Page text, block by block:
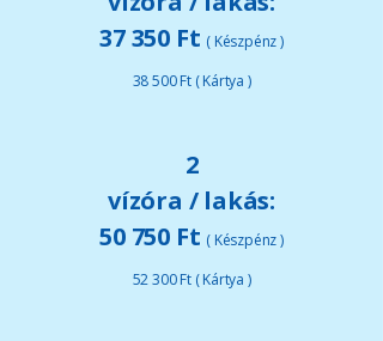
37 350 Ft ( Készpénz )
38 500 Ft ( Kártya )
2
vízóra / lakás:
50 750 Ft ( Készpénz )
52 300 Ft ( Kártya )